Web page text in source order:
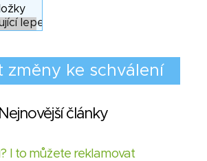
Nejnovější články
I to můžete reklamovat